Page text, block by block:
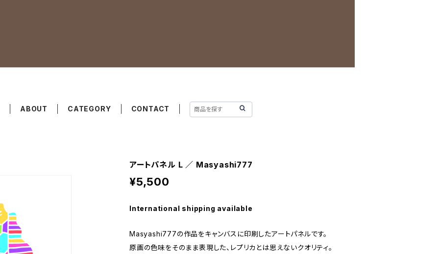
ABOUT CATEGORY CONTACT
アートパネル L ／ Masyashi777
¥5,500
International shipping available
Masyashi777の作品をキャンバスに印刷したアートパネルです。
原画の色味をそのまま表現した、レプリカとは思えないクオリティ。